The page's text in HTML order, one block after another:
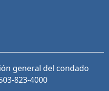
general del condado
823-4000